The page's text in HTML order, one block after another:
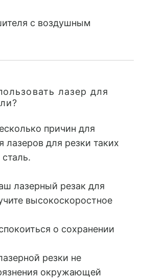
с воздушным
лазер для
причин для
лазеров для резки таких
лазерный резак для
высокоскоростное
о сохранении
резки не
окружающей